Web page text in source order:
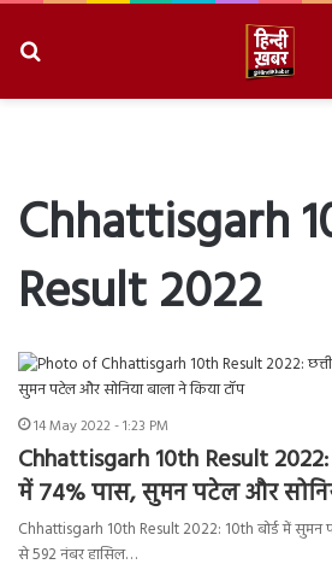
Chhattisgarh
Result 2022
14 May 2022 - 1:23 PM
Chhattisgarh 10th Result 2022:
में 74% पास, सुमन पटेल और
Chhattisgarh 10th Result 2022: 10th बोर्ड में सुमन
से 592 नंबर हासिल…